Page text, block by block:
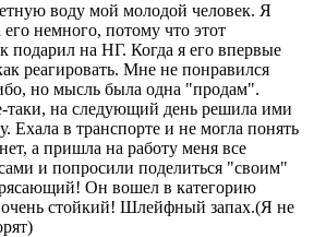
воду мой молодой человек. Я
немного, потому что этот
подарил на НГ. Когда я его впервые
реагировать. Мне не понравился
но мысль была одна "продам".
таки, на следующий день решила ими
Ехала в транспорте и не могла понять
а пришла на работу меня все
и попросили поделиться "своим"
Он вошел в категорию
стойкий! Шлейфный запах.(Я не